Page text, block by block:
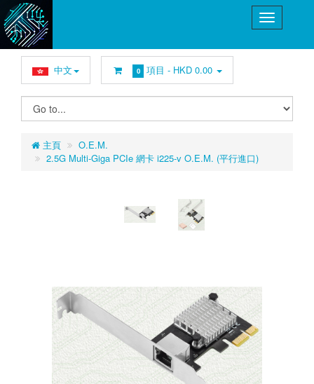
中文 0 項目 - HKD 0.00
主頁
O.E.M.
2.5G Multi-Giga PCIe 網卡 i225-v O.E.M. (平行進口)